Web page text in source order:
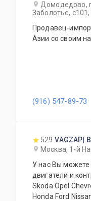
Домодедово,
Заболотье,
Продавец-
Азии со своим
(916) 547-89-73
529 VAGZAP|
Москва, 1-й
У нас Вы можете
двигатели и
Skoda Opel
Honda Ford